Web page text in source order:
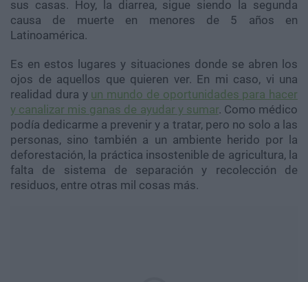
sus casas. Hoy, la diarrea, sigue siendo la segunda
causa de muerte en menores de 5 años en
Latinoamérica.
Es en estos lugares y situaciones donde se abren los
ojos de aquellos que quieren ver. En mi caso, vi una
realidad dura y un mundo de oportunidades para hacer
y canalizar mis ganas de ayudar y sumar. Como médico
podía dedicarme a prevenir y a tratar, pero no solo a las
personas, sino también a un ambiente herido por la
deforestación, la práctica insostenible de agricultura, la
falta de sistema de separación y recolección de
residuos, entre otras mil cosas más.